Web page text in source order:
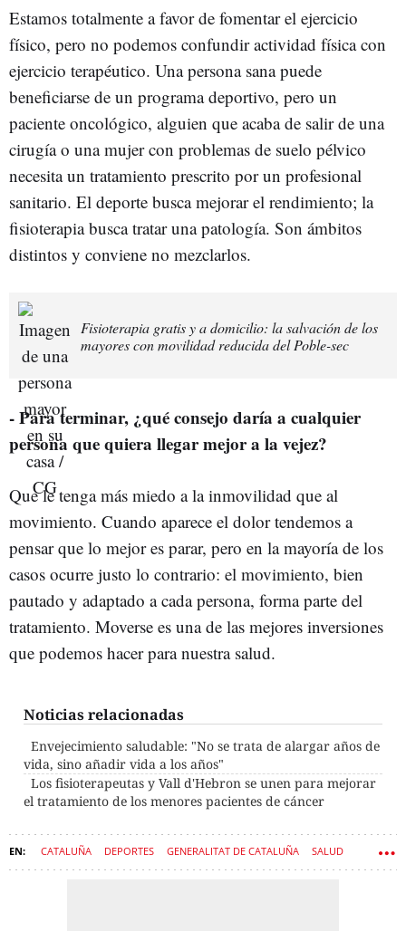
Estamos totalmente a favor de fomentar el ejercicio
físico, pero no podemos confundir actividad física con
ejercicio terapéutico. Una persona sana puede
beneficiarse de un programa deportivo, pero un
paciente oncológico, alguien que acaba de salir de una
cirugía o una mujer con problemas de suelo pélvico
necesita un tratamiento prescrito por un profesional
sanitario. El deporte busca mejorar el rendimiento; la
fisioterapia busca tratar una patología. Son ámbitos
distintos y conviene no mezclarlos.
Fisioterapia gratis y a domicilio: la salvación de los
mayores con movilidad reducida del Poble-sec
- Para terminar, ¿qué consejo daría a cualquier
persona que quiera llegar mejor a la vejez?
Que le tenga más miedo a la inmovilidad que al
movimiento. Cuando aparece el dolor tendemos a
pensar que lo mejor es parar, pero en la mayoría de los
casos ocurre justo lo contrario: el movimiento, bien
pautado y adaptado a cada persona, forma parte del
tratamiento. Moverse es una de las mejores inversiones
que podemos hacer para nuestra salud.
Noticias relacionadas
Envejecimiento saludable: "No se trata de alargar años de
vida, sino añadir vida a los años"
Los fisioterapeutas y Vall d'Hebron se unen para mejorar
el tratamiento de los menores pacientes de cáncer
CATALUÑA DEPORTES GENERALITAT DE CATALUÑA SALUD